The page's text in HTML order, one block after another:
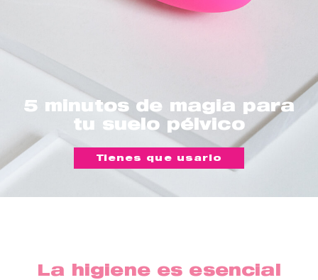
5 minutos de magia para
tu suelo pélvico
Tienes que usarlo
La higiene es esencial